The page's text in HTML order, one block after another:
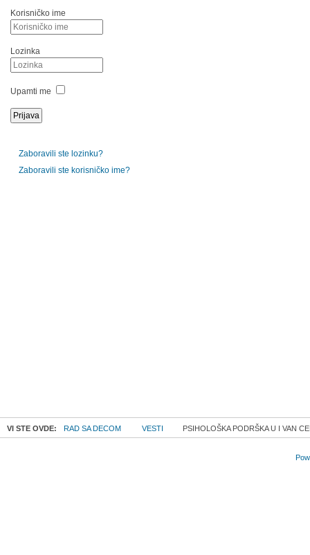
Korisničko ime
Lozinka
Upamti me
Zaboravili ste lozinku?
Zaboravili ste korisničko ime?
VI STE OVDE: RAD SA DECOM VESTI PSIHOLOŠKA PODRŠKA U I VAN